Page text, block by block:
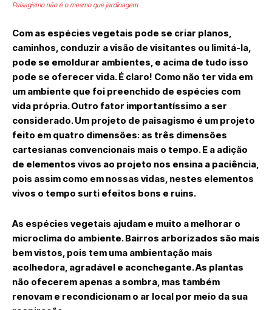
Paisagismo não é o mesmo que jardinagem
Com as espécies vegetais pode se criar planos,
caminhos, conduzir a visão de visitantes ou limitá-la,
pode se emoldurar ambientes, e acima de tudo isso
pode se oferecer vida. É claro! Como não ter vida em
um ambiente que foi preenchido de espécies com
vida própria. Outro fator importantíssimo a ser
considerado. Um projeto de paisagismo é um projeto
feito em quatro dimensões: as três dimensões
cartesianas convencionais mais o tempo. E a adição
de elementos vivos ao projeto nos ensina a paciência,
pois assim como em nossas vidas, nestes elementos
vivos o tempo surti efeitos bons e ruins.
As espécies vegetais ajudam e muito a melhorar o
microclima do ambiente. Bairros arborizados são mais
bem vistos, pois tem uma ambientação mais
acolhedora, agradável e aconchegante. As plantas
não ofecerem apenas a sombra, mas também
renovam e recondicionam o ar local por meio da sua